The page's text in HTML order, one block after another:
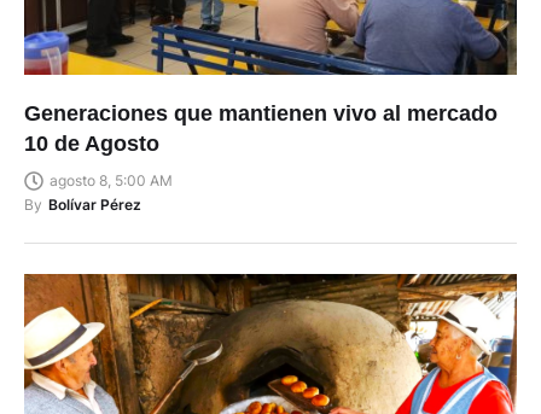
Generaciones que mantienen vivo al mercado
10 de Agosto
agosto 8, 5:00 AM
By Bolívar Pérez